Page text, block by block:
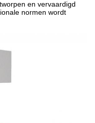
en vervaardigd
normen wordt